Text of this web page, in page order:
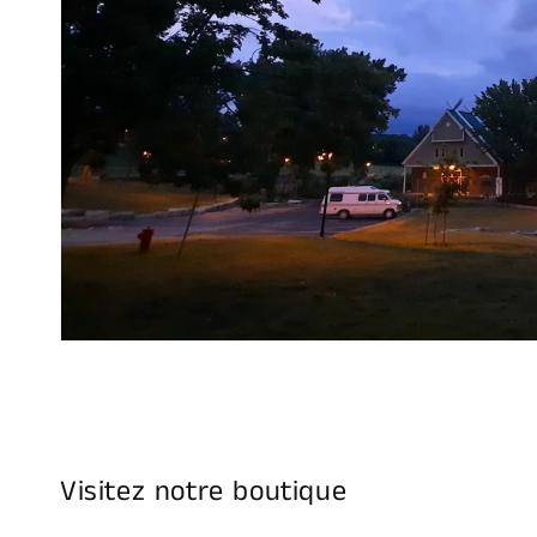
Visitez notre boutique